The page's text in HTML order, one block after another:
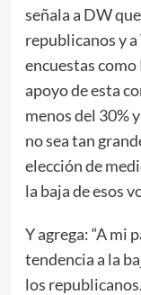
señala a DW
republicanos y
encuestas como
apoyo de esta
menos del 30%
no sea tan
elección de
la baja de esos
Y agrega: “A mi
tendencia a la
los